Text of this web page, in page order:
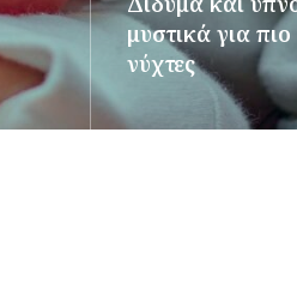
μυστικά για
νύχτες
ΠΕΡΙΣΣΌΤΕΡΑ